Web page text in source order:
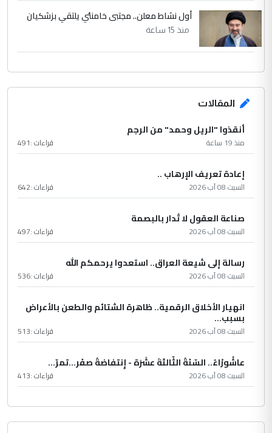
أول نشاط معلن.. مجتبى خامنئي يلتقي بزشكيان
منذ 15 ساعة
المقالات
أنقذوا "الريل وحمد" من الرجم
منذ 19 ساعة قراءات :491
إعادة تعريف الإرهاب ..
السبت 08 آب 2026 قراءات :642
صناعة العقول لا تُدار بالبصمة
السبت 08 آب 2026 قراءات :497
رسالة إلى شيعة العراق.. استعدوا يرحمكم الله
السبت 08 آب 2026 قراءات :536
انهيار الأخلاق الرقمية.. ظاهرة الشتائم والطعن بالأعراض
بسبب...
السبت 08 آب 2026 قراءات :513
عاشُورْاءُ.. السّنَةُ الثّالثةَ عشَرَة - إِنتفاضةُ صفَر…تمرّ...
السبت 08 آب 2026 قراءات :413